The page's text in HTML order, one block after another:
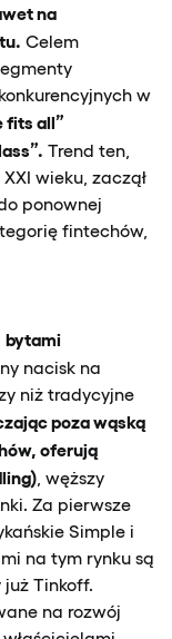
na
Celem
w
fits all”
Trend ten,
wieku, zaczął
ponownej
fintechów,
bytami
nacisk na
niż tradycyjne
poza wąską
oferują
, węższy
Za pierwsze
Simple i
na tym rynku są
już Tinkoff.
na rozwój